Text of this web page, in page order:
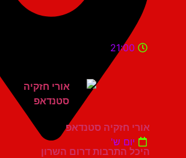
היכל התרבות דרום השרון
21:00
אורי חזקיה סטנדאפ
יום ש'